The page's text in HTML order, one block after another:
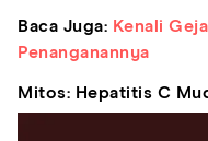
Baca Juga: Kenali
Penanganannya
Mitos: Hepatitis C